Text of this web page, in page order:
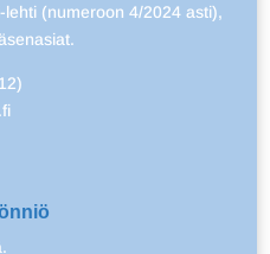
(numeroon 4/2024 asti),